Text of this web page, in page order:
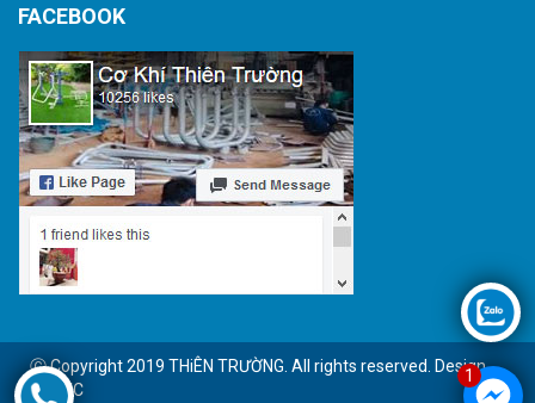
FACEBOOK
Ⓒ Copyright 2019 THiÊN TRƯỜNG. All rights reserved. Design
by BTC
1